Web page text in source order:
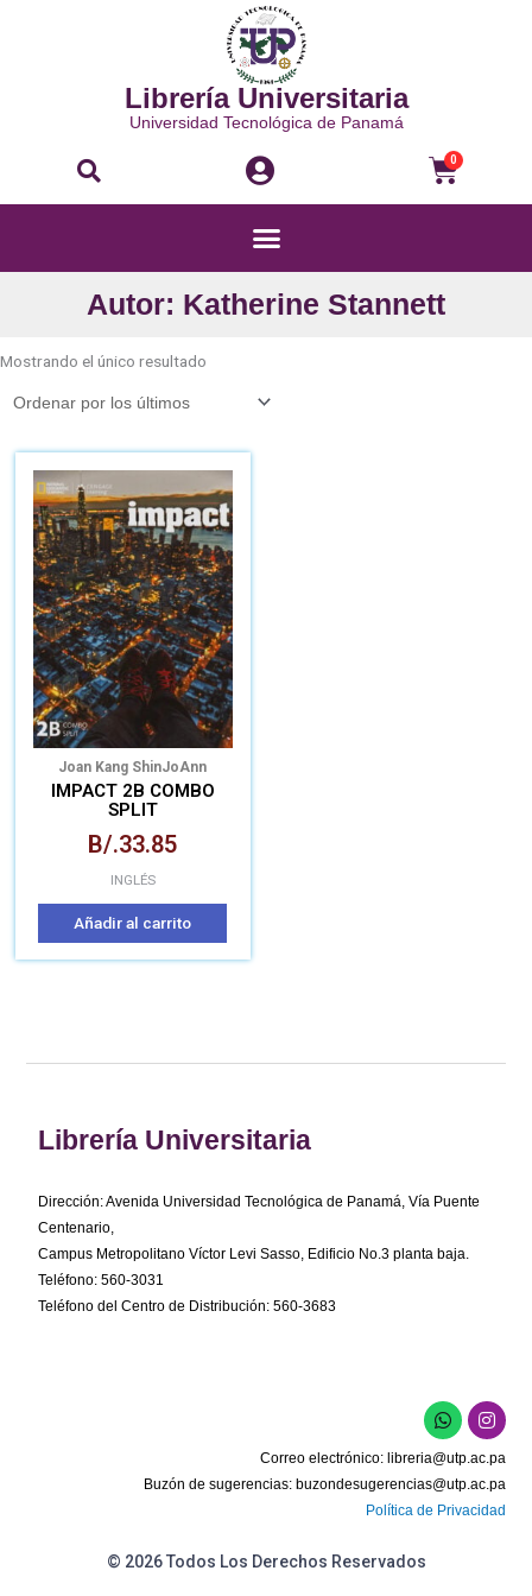
Librería Universitaria
Universidad Tecnológica de Panamá
Buscar 0
Menú
Autor: Katherine Stannett
Mostrando el único resultado
Joan Kang ShinJoAnn
CrandallKatherine Stannett
IMPACT 2B COMBO
SPLIT
B/.33.85
INGLÉS
Añadir al carrito
Librería Universitaria
Dirección: Avenida Universidad Tecnológica de Panamá, Vía Puente
Centenario,
Campus Metropolitano Víctor Levi Sasso, Edificio No.3 planta baja.
Teléfono: 560-3031
Teléfono del Centro de Distribución: 560-3683
W
h
a
t
s
a
p
I
n
s
t
a
g
r
Correo electrónico: libreria@utp.ac.pa
Buzón de sugerencias: buzondesugerencias@utp.ac.pa
Política de Privacidad
© 2026 Todos Los Derechos Reservados